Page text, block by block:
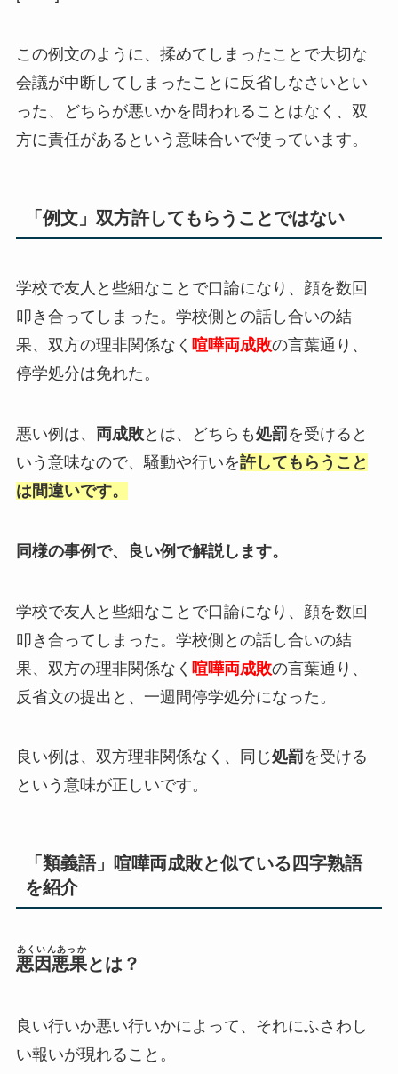
この例文のように、揉めてしまったことで大切な
会議が中断してしまったことに反省しなさいとい
った、どちらが悪いかを問われることはなく、双
方に責任があるという意味合いで使っています。
「例文」双方許してもらうことではない
学校で友人と些細なことで口論になり、顔を数回
叩き合ってしまった。学校側との話し合いの結
果、双方の理非関係なく 喧嘩両成敗の言葉通り、
停学処分は免れた。
悪い例は、 両成敗とは、どちらも処罰を受けると
いう意味なので、騒動や行いを許してもらうこと
は間違いです。
同様の事例で、良い例で解説します。
学校で友人と些細なことで口論になり、顔を数回
叩き合ってしまった。学校側との話し合いの結
果、双方の理非関係なく 喧嘩両成敗の言葉通り、
反省文の提出と、一週間停学処分になった。
良い例は、双方理非関係なく、同じ処罰を受ける
という意味が正しいです。
「類義語」喧嘩両成敗と似ている四字熟語
を紹介
悪因悪果
あくいんあっか
とは？
良い行いか悪い行いかによって、それにふさわし
い報いが現れること。